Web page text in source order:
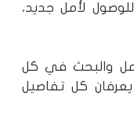
لأمل جديد،
والبحث في كل
يعرفان كل تفاصيل